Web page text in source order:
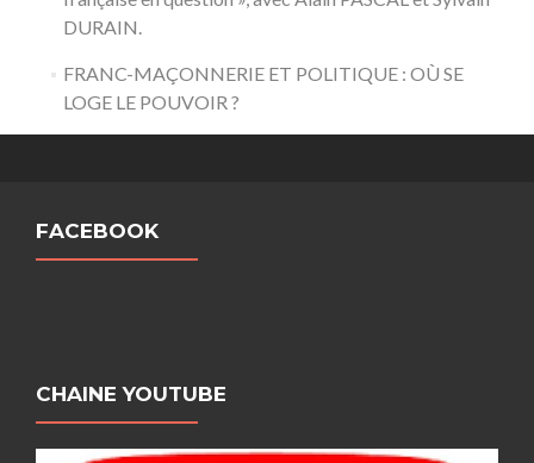
DURAIN.
FRANC-MAÇONNERIE ET POLITIQUE : OÙ SE
LOGE LE POUVOIR ?
FACEBOOK
CHAINE YOUTUBE